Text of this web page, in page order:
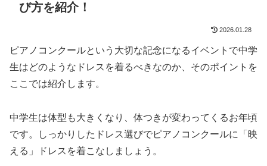
び方を紹介！
2026.01.28
ピアノコンクールという大切な記念になるイベントで中学
生はどのようなドレスを着るべきなのか、そのポイントを
ここでは紹介します。
中学生は体型も大きくなり、体つきが変わってくるお年頃
です。しっかりしたドレス選びでピアノコンクールに「映
える」ドレスを着こなしましょう。